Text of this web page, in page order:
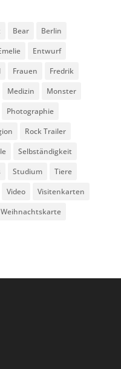
Bear
Berlin
Entwurf
Frauen
Fredrik
Medizin
Monster
Photographie
Rock Trailer
Selbständigkeit
Studium
Tiere
Video
Visitenkarten
Weihnachtskarte